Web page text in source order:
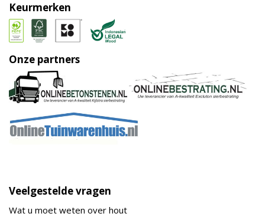
Keurmerken
Onze partners
Veelgestelde vragen
Wat u moet weten over hout